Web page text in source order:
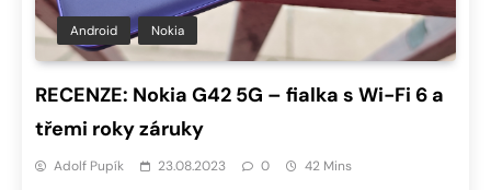
Android Nokia
RECENZE: Nokia G42 5G – fialka s Wi-Fi 6 a
třemi roky záruky
Adolf Pupík 23.08.2023 0 42 Mins